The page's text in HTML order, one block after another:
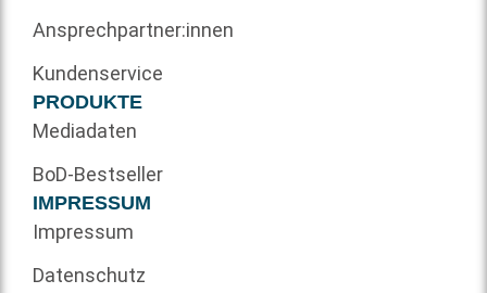
Ansprechpartner:innen
Kundenservice
PRODUKTE
Mediadaten
BoD-Bestseller
IMPRESSUM
Impressum
Datenschutz